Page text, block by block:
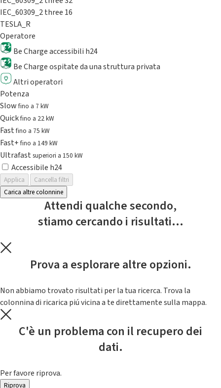
IEC_60309_2 three 16
TESLA_R
Operatore
Be Charge accessibili h24
Be Charge ospitate da una struttura privata
Altri operatori
Potenza
Slowfino a 7 kW
Quickfino a 22 kW
Fastfino a 75 kW
Fast+fino a 149 kW
Ultrafast superiori a 150 kW
Accessibile h24
Applica
Cancella filtri
Carica altre colonnine
Attendi qualche secondo,
stiamo cercando i risultati...
Prova a esplorare altre opzioni.
Non abbiamo trovato risultati per la tua ricerca. Trova la
colonnina di ricarica piú vicina a te direttamente sulla mappa.
C'è un problema con il recupero dei
dati.
Per favore riprova.
Riprova